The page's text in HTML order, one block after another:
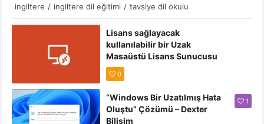
ingiltere / ingiltere dil eğitimi / tavsiye dil okulu
Lisans sağlayacak
kullanılabilir bir Uzak
Masaüstü Lisans Sunucusu
olmadığından” Hatası
Çözümü
0
“Windows Bir Uzatılmış Hata
Oluştu” Çözümü – Dexter
Bilişim
1